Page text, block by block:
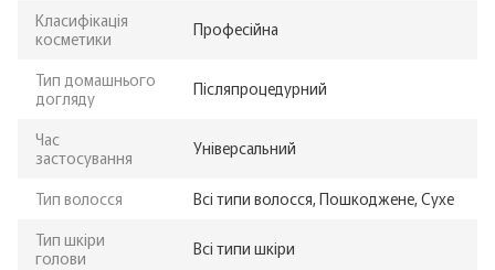
Класифікація
косметики
Професійна
Тип домашнього
догляду
Післяпроцедурний
Час
застосування
Універсальний
Тип волосся
Всі типи волосся, Пошкоджене, Сухе
Тип шкіри
голови
Всі типи шкіри